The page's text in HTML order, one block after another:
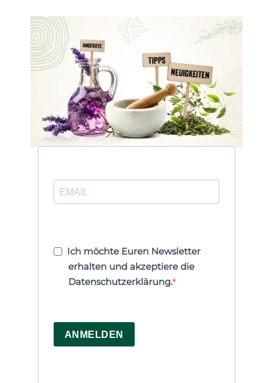
Ich möchte Euren Newsletter
erhalten und akzeptiere die
Datenschutzerklärung.
ANMELDEN